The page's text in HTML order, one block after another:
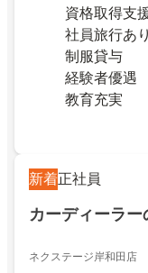
資格取得支
社員旅行あり
制服貸与
経験者優遇
教育充実
新着正社員
カーディーラ
ネクステージ岸和田店